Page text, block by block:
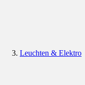
Leuchten & Elektro